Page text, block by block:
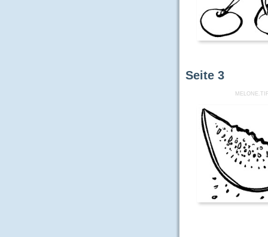
Seite 3